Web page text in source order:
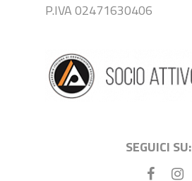
P.IVA 02471630406
SEGUICI SU: